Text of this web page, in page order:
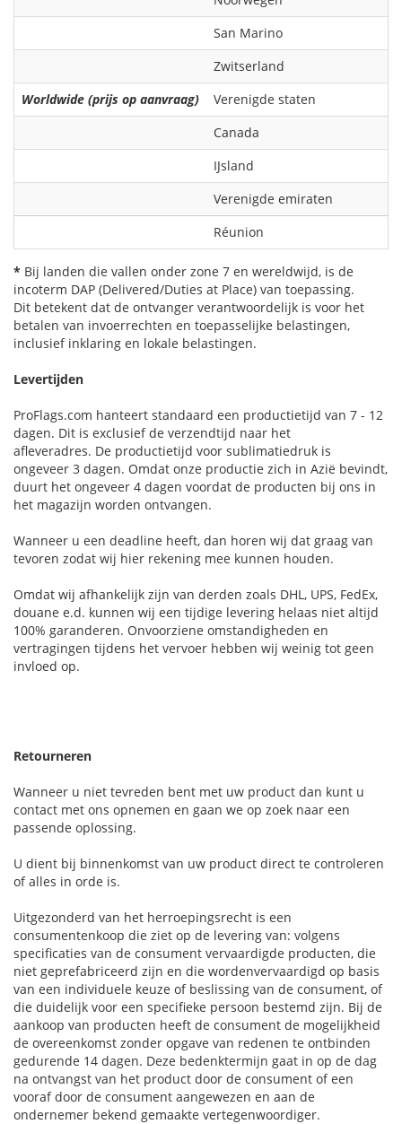
San Marino
Zwitserland
Worldwide (prijs op aanvraag)
Verenigde staten
Canada
IJsland
Verenigde emiraten
Réunion
* Bij landen die vallen onder zone 7 en wereldwijd, is de
incoterm DAP (Delivered/Duties at Place) van toepassing.
Dit betekent dat de ontvanger verantwoordelijk is voor het
betalen van invoerrechten en toepasselijke belastingen,
inclusief inklaring en lokale belastingen.
Levertijden
ProFlags.com hanteert standaard een productietijd van 7 - 12
dagen. Dit is exclusief de verzendtijd naar het
afleveradres. De productietijd voor sublimatiedruk is
ongeveer 3 dagen. Omdat onze productie zich in Azië bevindt,
duurt het ongeveer 4 dagen voordat de producten bij ons in
het magazijn worden ontvangen.
Wanneer u een deadline heeft, dan horen wij dat graag van
tevoren zodat wij hier rekening mee kunnen houden.
Omdat wij afhankelijk zijn van derden zoals DHL, UPS, FedEx,
douane e.d. kunnen wij een tijdige levering helaas niet altijd
100% garanderen. Onvoorziene omstandigheden en
vertragingen tijdens het vervoer hebben wij weinig tot geen
invloed op.
Retourneren
Wanneer u niet tevreden bent met uw product dan kunt u
contact met ons opnemen en gaan we op zoek naar een
passende oplossing.
U dient bij binnenkomst van uw product direct te controleren
of alles in orde is.
Uitgezonderd van het herroepingsrecht is een
consumentenkoop die ziet op de levering van: volgens
specificaties van de consument vervaardigde producten, die
niet geprefabriceerd zijn en die wordenvervaardigd op basis
van een individuele keuze of beslissing van de consument, of
die duidelijk voor een specifieke persoon bestemd zijn. Bij de
aankoop van producten heeft de consument de mogelijkheid
de overeenkomst zonder opgave van redenen te ontbinden
gedurende 14 dagen. Deze bedenktermijn gaat in op de dag
na ontvangst van het product door de consument of een
vooraf door de consument aangewezen en aan de
ondernemer bekend gemaakte vertegenwoordiger.